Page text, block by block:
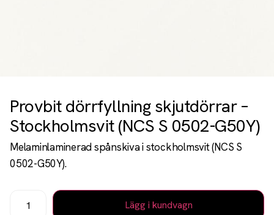
Provbit dörrfyllning skjutdörrar –
Stockholmsvit (NCS S 0502-G50Y)
Melaminlaminerad spånskiva i stockholmsvit (NCS S
0502-G50Y).
Lägg i kundvagn